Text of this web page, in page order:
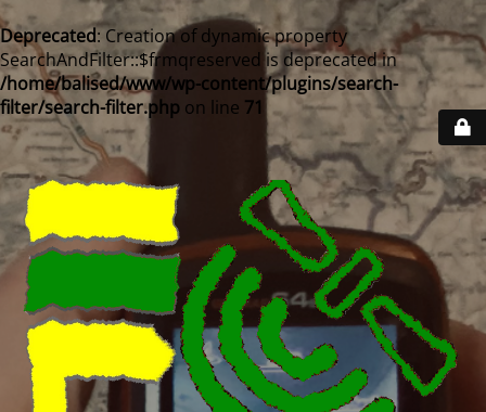
Deprecated: Creation of dynamic property
SearchAndFilter::$frmqreserved is deprecated in
/home/balised/www/wp-content/plugins/search-
filter/search-filter.php on line 71